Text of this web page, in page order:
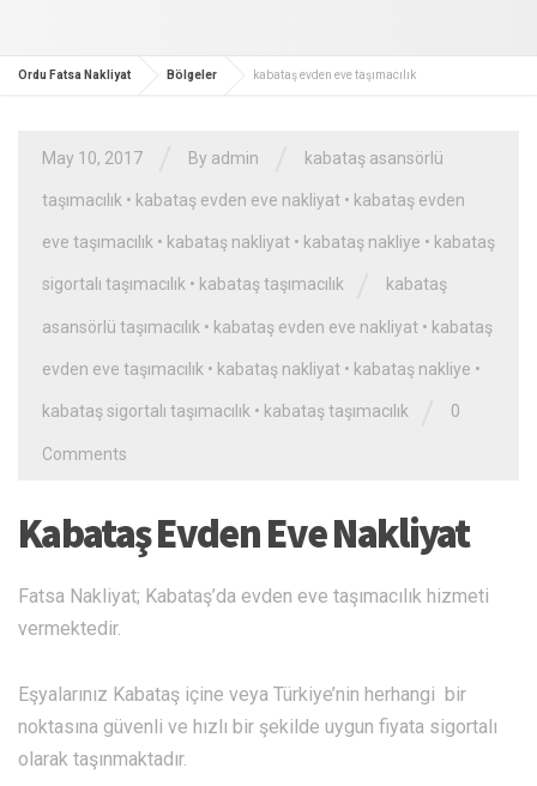
Ordu Fatsa Nakliyat Bölgeler kabataş evden eve taşımacılık
May 10, 2017 By admin kabataş asansörlü
taşımacılık • kabataş evden eve nakliyat • kabataş evden
eve taşımacılık • kabataş nakliyat • kabataş nakliye • kabataş
sigortalı taşımacılık • kabataş taşımacılık kabataş
asansörlü taşımacılık • kabataş evden eve nakliyat • kabataş
evden eve taşımacılık • kabataş nakliyat • kabataş nakliye •
kabataş sigortalı taşımacılık • kabataş taşımacılık 0
Comments
Kabataş Evden Eve Nakliyat
Fatsa Nakliyat; Kabataş’da evden eve taşımacılık hizmeti
vermektedir.
Eşyalarınız Kabataş içine veya Türkiye’nin herhangi bir
noktasına güvenli ve hızlı bir şekilde uygun fiyata sigortalı
olarak taşınmaktadır.